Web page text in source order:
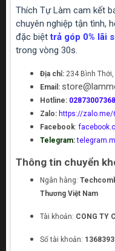
Thích Tự Làm cam kết
chuyên nghiệp tận tình,
đặc biệttrả góp 0% lãi
trong vòng 30s.
Địa chỉ: 234 Bình
Email:
Hotline: 02873007368
Zalo: https://zalo.me/
Facebook:
Telegram:
Thông tin chuyển
Ngân hàng:
Thương Việt Nam
Tài khoản: CONG TY
Số tài khoản: